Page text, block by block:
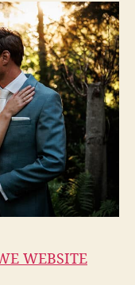
WEBSITE